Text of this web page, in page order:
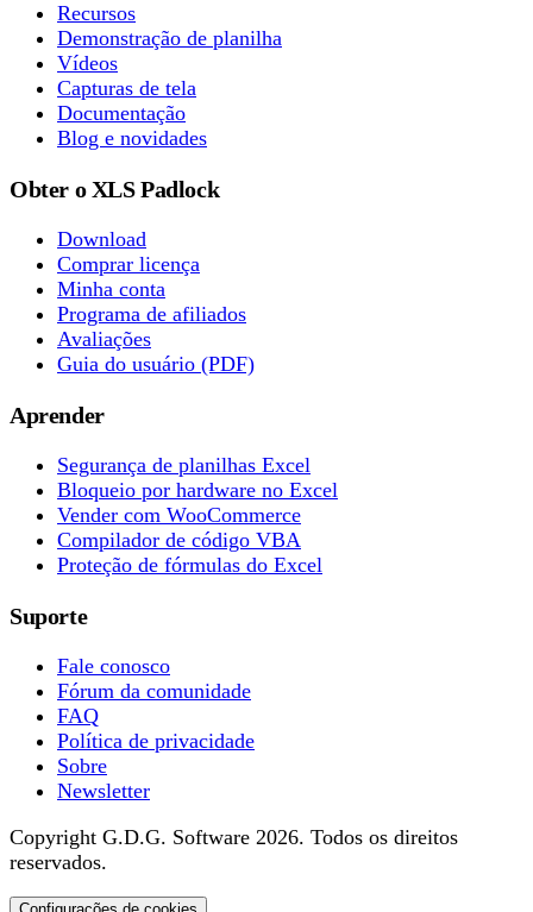
Recursos
Demonstração de planilha
Vídeos
Capturas de tela
Documentação
Blog e novidades
Obter o XLS Padlock
Download
Comprar licença
Minha conta
Programa de afiliados
Avaliações
Guia do usuário (PDF)
Aprender
Segurança de planilhas Excel
Bloqueio por hardware no Excel
Vender com WooCommerce
Compilador de código VBA
Proteção de fórmulas do Excel
Suporte
Fale conosco
Fórum da comunidade
FAQ
Política de privacidade
Sobre
Newsletter
Copyright G.D.G. Software 2026. Todos os direitos
reservados.